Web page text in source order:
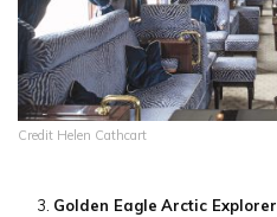
Credit Helen Cathcart
Golden Eagle Arctic Explorer